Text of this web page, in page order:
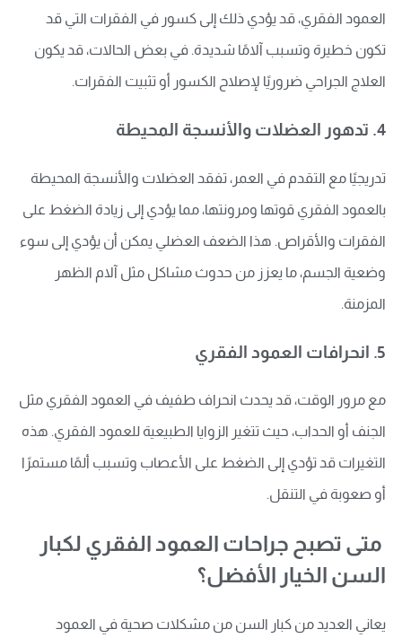
العمود الفقري، قد يؤدي ذلك إلى كسور في الفقرات التي قد
تكون خطيرة وتسبب آلامًا شديدة. في بعض الحالات، قد يكون
العلاج الجراحي ضروريًا لإصلاح الكسور أو تثبيت الفقرات.
4. تدهور العضلات والأنسجة المحيطة
تدريجيًا مع التقدم في العمر، تفقد العضلات والأنسجة المحيطة
بالعمود الفقري قوتها ومرونتها، مما يؤدي إلى زيادة الضغط على
الفقرات والأقراص. هذا الضعف العضلي يمكن أن يؤدي إلى سوء
وضعية الجسم، ما يعزز من حدوث مشاكل مثل آلام الظهر
المزمنة.
5. انحرافات العمود الفقري
مع مرور الوقت، قد يحدث انحراف طفيف في العمود الفقري مثل
الجنف أو الحداب، حيث تتغير الزوايا الطبيعية للعمود الفقري. هذه
التغيرات قد تؤدي إلى الضغط على الأعصاب وتسبب ألمًا مستمرًا
أو صعوبة في التنقل.
متى تصبح جراحات العمود الفقري لكبار
السن الخيار الأفضل؟
يعاني العديد من كبار السن من مشكلات صحية في العمود